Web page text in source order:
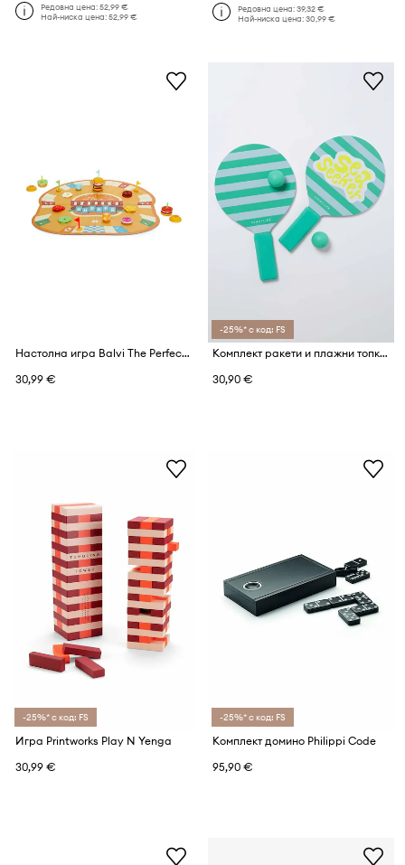
Редовна цена:52,99 €
Най-ниска цена:52,99 €
Редовна цена:39,32 €
Най-ниска цена:30,99 €
Настолна игра Balvi The Perfect Burger
30,99 €
-25%* с код: FS
Комплект ракети и плажни топки SunnyLife Sea Seeker Dip Dye
30,90 €
-25%* с код: FS
Игра Printworks Play N Yenga
30,99 €
-25%* с код: FS
Комплект домино Philippi Code
95,90 €